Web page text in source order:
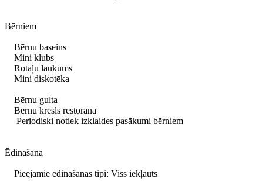
Bērniem
Bērnu baseins
Mini klubs
Rotaļu laukums
Mini diskotēka
Bērnu gulta
Bērnu krēsls restorānā
Periodiski notiek izklaides pasākumi bērniem
Ēdināšana
Pieejamie ēdināšanas tipi: Viss iekļauts